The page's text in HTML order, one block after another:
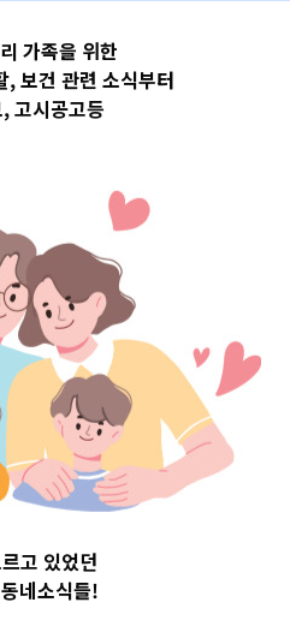
주시
주간 소
2023-06-02
admin
가족을 위한
, 보건 관련 소식부터
고시공고등
고 있었던
네소식들!